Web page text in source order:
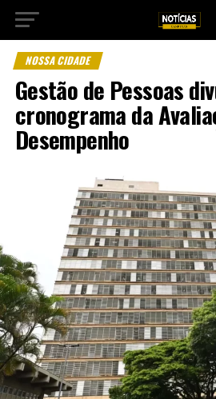
NOSSA CIDADE
Gestão de Pessoas
cronograma da
Desempenho